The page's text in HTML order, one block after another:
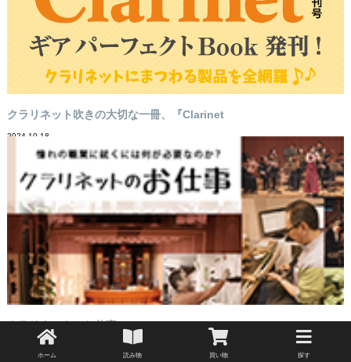
ホーム 読み物 買い物 探す
クラリネット吹きの大切な一冊、『Clarinet
2024-10-18
クラリネットのお仕事
2015-03-10